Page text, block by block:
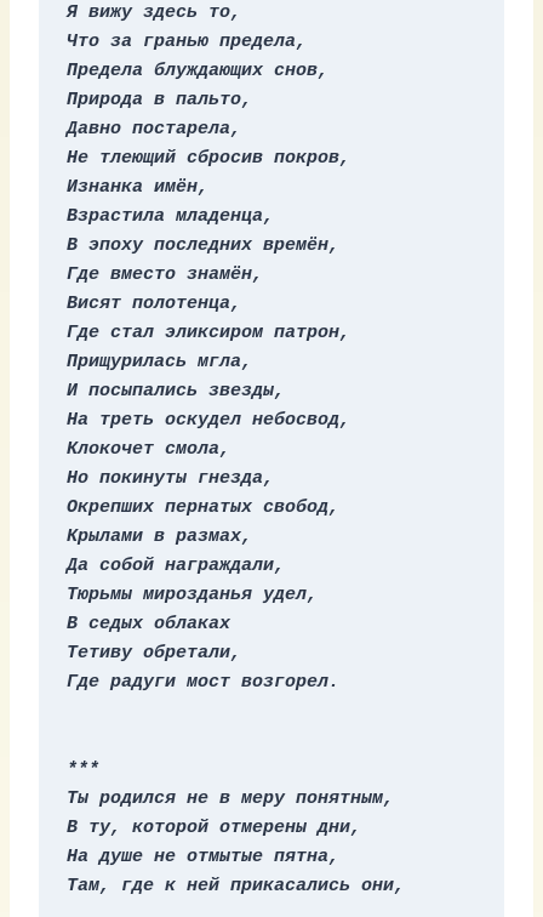
Я вижу здесь то,
Что за гранью предела,
Предела блуждающих снов,
Природа в пальто,
Давно постарела,
Не тлеющий сбросив покров,
Изнанка имён,
Взрастила младенца,
В эпоху последних времён,
Где вместо знамён,
Висят полотенца,
Где стал эликсиром патрон,
Прищурилась мгла,
И посыпались звезды,
На треть оскудел небосвод,
Клокочет смола,
Но покинуты гнезда,
Окрепших пернатых свобод,
Крылами в размах,
Да собой награждали,
Тюрьмы мирозданья удел,
В седых облаках
Тетиву обретали,
Где радуги мост возгорел.
***
Ты родился не в меру понятным,
В ту, которой отмерены дни,
На душе не отмытые пятна,
Там, где к ней прикасались они,